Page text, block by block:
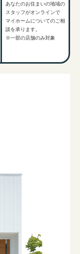
あなたのお住まいの地域の
スタッフがオンラインで
マイホームについてのご相
談を承ります。
※一部の店舗のみ対象